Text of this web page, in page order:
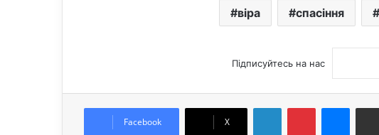
віра спасіння
Підписуйтесь на нас
Facebook X